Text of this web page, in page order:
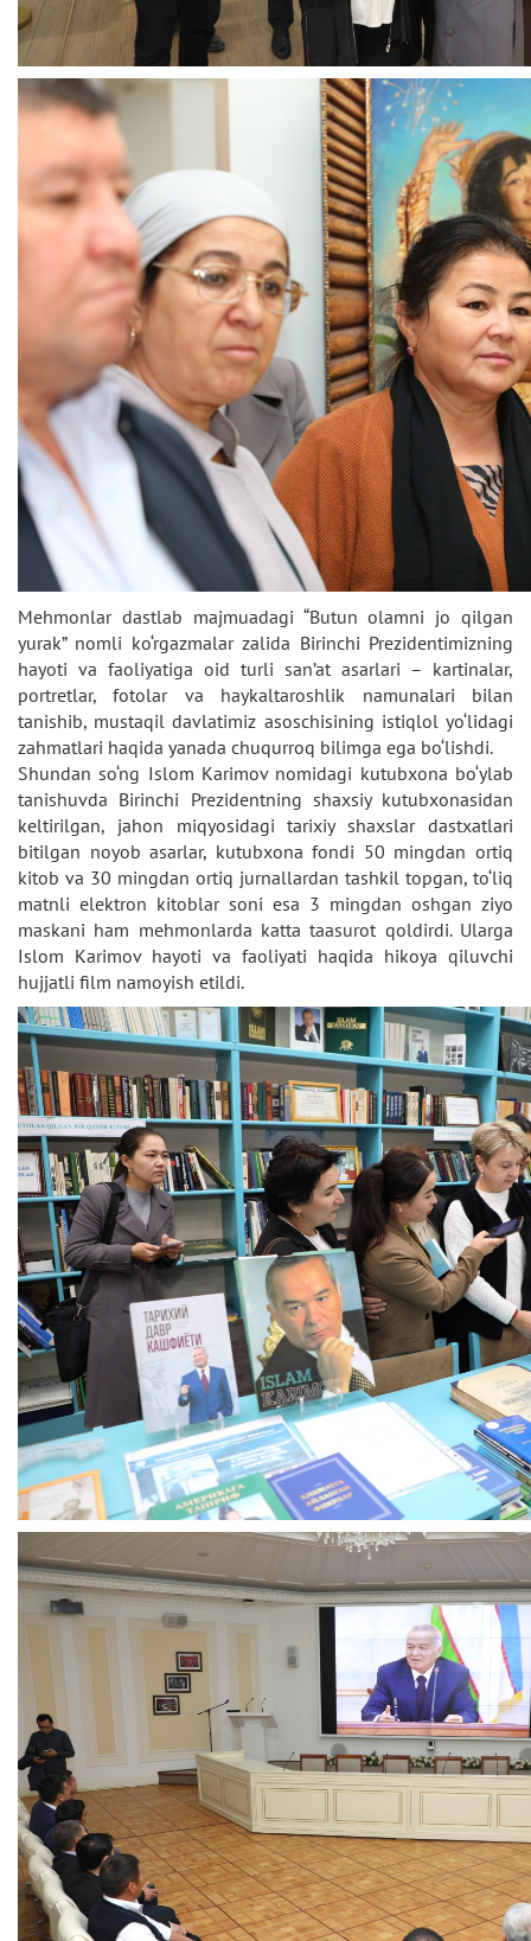
Mehmonlar dastlab majmuadagi “Butun olamni jo qilgan
yurak” nomli ko‘rgazmalar zalida Birinchi Prezidentimizning
hayoti va faoliyatiga oid turli san’at asarlari – kartinalar,
portretlar, fotolar va haykaltaroshlik namunalari bilan
tanishib, mustaqil davlatimiz asoschisining istiqlol yo‘lidagi
zahmatlari haqida yanada chuqurroq bilimga ega bo‘lishdi.
Shundan so‘ng Islom Karimov nomidagi kutubxona bo‘ylab
tanishuvda Birinchi Prezidentning shaxsiy kutubxonasidan
keltirilgan, jahon miqyosidagi tarixiy shaxslar dastxatlari
bitilgan noyob asarlar, kutubxona fondi 50 mingdan ortiq
kitob va 30 mingdan ortiq jurnallardan tashkil topgan, to‘liq
matnli elektron kitoblar soni esa 3 mingdan oshgan ziyo
maskani ham mehmonlarda katta taasurot qoldirdi. Ularga
Islom Karimov hayoti va faoliyati haqida hikoya qiluvchi
hujjatli film namoyish etildi.